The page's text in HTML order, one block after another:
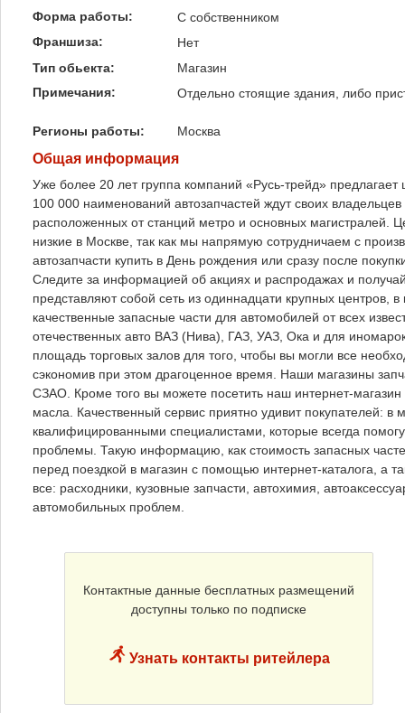
Форма работы:
C собственником
Франшиза:
Нет
Тип обьекта:
Магазин
Примечания:
Отдельно стоящие здания, либо
Регионы работы: Москва
Общая информация
Уже более 20 лет группа компаний «Русь-трейд»
100 000 наименований автозапчастей ждут своих
расположенных от станций метро и основных магистралей.
низкие в Москве, так как мы напрямую сотрудничаем с
автозапчасти купить в День рождения или сразу после
Следите за информацией об акциях и распродажах и
представляют собой сеть из одиннадцати крупных центров,
качественные запасные части для автомобилей от всех
отечественных авто ВАЗ (Нива), ГАЗ, УАЗ, Ока и для
площадь торговых залов для того, чтобы вы могли все
сэкономив при этом драгоценное время. Наши магазины
СЗАО. Кроме того вы можете посетить наш интернет-
масла. Качественный сервис приятно удивит покупателей: в
квалифицированными специалистами, которые всегда
проблемы. Такую информацию, как стоимость запасных
перед поездкой в магазин с помощью интернет-каталога, а
все: расходники, кузовные запчасти, автохимия,
автомобильных проблем.
Контактные данные бесплатных размещений
доступны только по подписке
Узнать контакты ритейлера